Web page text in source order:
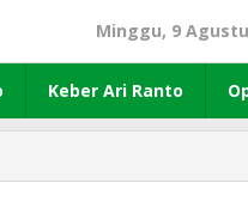
Minggu, 9
Keber Ari Ranto